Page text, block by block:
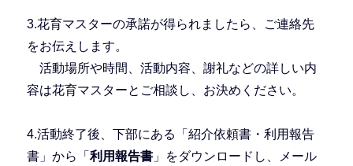
3.花育マスターの承諾が得られましたら、ご連絡先
をお伝えします。
活動場所や時間、活動内容、謝礼などの詳しい内
容は花育マスターとご相談し、お決めください。
4.活動終了後、下部にある「紹介依頼書・利用報告
書」から「 利用報告書」をダウンロードし、メール